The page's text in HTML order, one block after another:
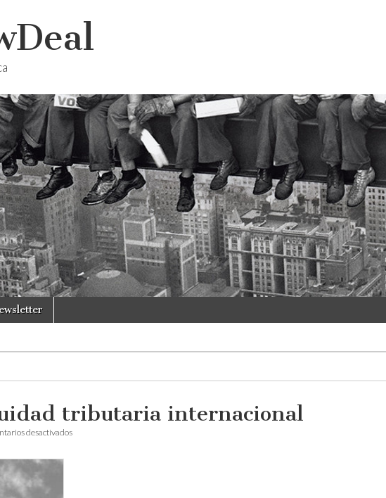
tributaria internacional
desactivadosen